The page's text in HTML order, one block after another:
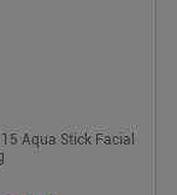
Aqua Stick Facial